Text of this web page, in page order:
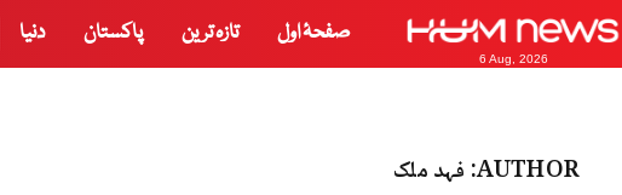
6 Aug, 2026
صفحۂ اول تازہ ترین پاکستان دنیا
AUTHOR: فہد ملک